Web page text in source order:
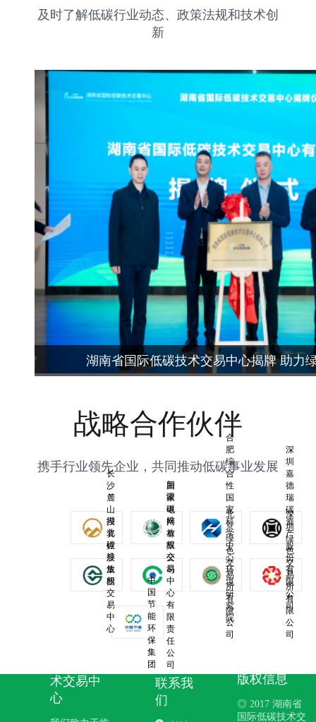
地。
协同
发
及时了解低碳行业动态、政策法规和技术创
新
湖南省国际低碳技术交易中心揭牌 助力
战略合作伙伴
携手行业领先企业，共同推动低碳事业发展
长
沙
麓
山
投
资
控
股
集
团
国
家
电
网
有
限
公
司
合
肥
综
合
性
国
家
科
学
中
心
环
境
研
究
院
深
圳
嘉
德
瑞
碳
资
产
股
份
有
限
公
司
湖
北
碳
排
放
权
交
易
中
心
新
疆
碳
排
放
权
交
易
中
心
有
限
责
任
公
司
北
京
绿
色
交
易
所
有
限
公
司
深
圳
绿
色
交
易
所
有
限
公
司
中
国
节
能
环
保
集
团
术交易中
心
联系我
们
版权信息
◎ 2017 湖南省
国际低碳技术交